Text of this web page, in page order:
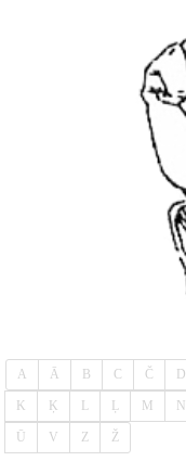
A Ā B C Č D
K Ķ L Ļ M N
Ū V Z Ž